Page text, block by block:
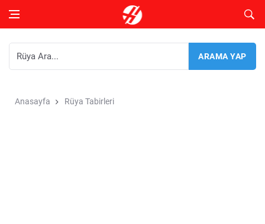
Anasayfa Rüya Tabirleri